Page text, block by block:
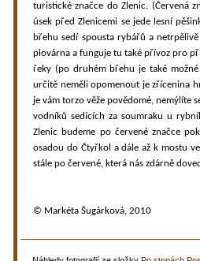
turistické značce do Zlenic. (Červená
úsek před Zlenicemi se jede lesní
břehu sedí spousta rybářů a
plovárna a funguje tu také přívoz pro
řeky (po druhém břehu je také
určitě neměli opomenout je zřícenina
je vám torzo věže povědomé, nemýlíte
vodníků sedících za soumraku u
Zlenic budeme po červené značce
osadou do Čtyřkol a dále až k mostu
stále po červené, která nás zdárně
© Markéta Šugárková, 2010